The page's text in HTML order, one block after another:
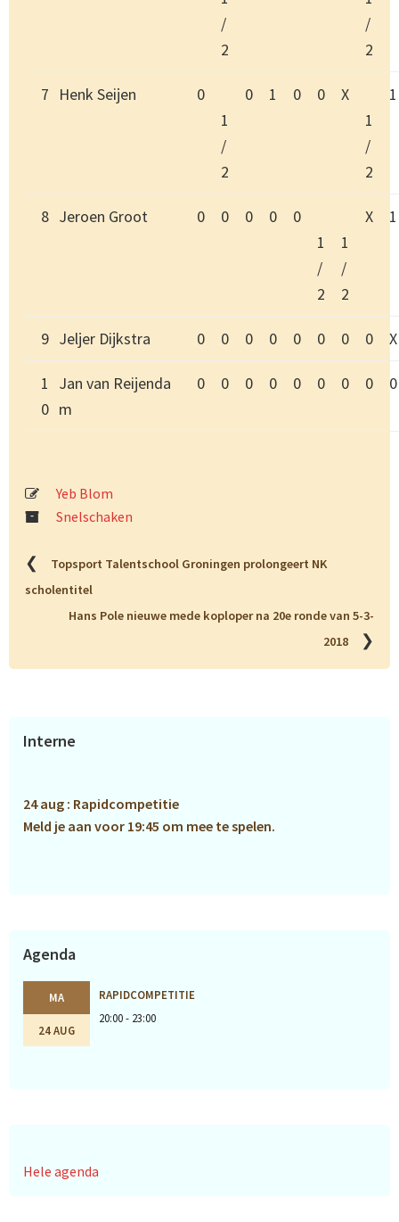
/
2
/
2
7 Henk Seijen
0
1
/
2
0 1 0 0
X
1
/
2
1
8 Jeroen Groot 0 0 0 0
0
1
/
2
1
/
2
X 1
9 Jeljer Dijkstra 0 0 0 0 0 0 0 0 X
1
0
Jan van Reijenda
m
0 0 0 0 0 0 0 0 0
Yeb Blom
Snelschaken
❮
Topsport Talentschool Groningen prolongeert NK
scholentitel
Hans Pole nieuwe mede koploper na 20e ronde van 5-3-
2018
❯
Primaire
Interne
24 aug : Rapidcompetitie
Meld je aan voor 19:45 om mee te spelen.
Agenda
MA
24 AUG
RAPIDCOMPETITIE
20:00 - 23:00
Hele agenda